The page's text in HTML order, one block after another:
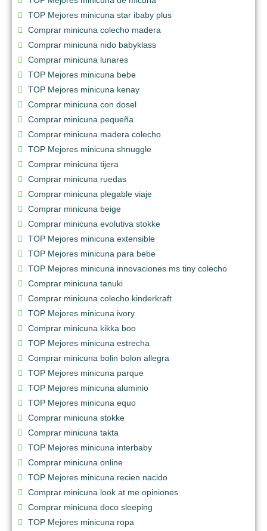
TOP Mejores minicuna star ibaby plus
Comprar minicuna colecho madera
Comprar minicuna nido babyklass
Comprar minicuna lunares
TOP Mejores minicuna bebe
TOP Mejores minicuna kenay
Comprar minicuna con dosel
Comprar minicuna pequeña
Comprar minicuna madera colecho
TOP Mejores minicuna shnuggle
Comprar minicuna tijera
Comprar minicuna ruedas
Comprar minicuna plegable viaje
Comprar minicuna beige
Comprar minicuna evolutiva stokke
TOP Mejores minicuna extensible
TOP Mejores minicuna para bebe
TOP Mejores minicuna innovaciones ms tiny colecho
Comprar minicuna tanuki
Comprar minicuna colecho kinderkraft
TOP Mejores minicuna ivory
Comprar minicuna kikka boo
TOP Mejores minicuna estrecha
Comprar minicuna bolin bolon allegra
TOP Mejores minicuna parque
TOP Mejores minicuna aluminio
TOP Mejores minicuna equo
Comprar minicuna stokke
Comprar minicuna takta
TOP Mejores minicuna interbaby
Comprar minicuna online
TOP Mejores minicuna recien nacido
Comprar minicuna look at me opiniones
Comprar minicuna doco sleeping
TOP Mejores minicuna ropa